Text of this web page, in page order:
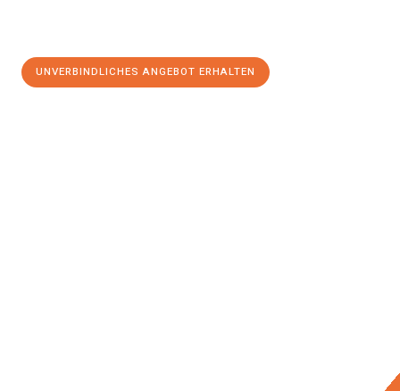
UNVERBINDLICHES ANGEBOT ERHALTEN